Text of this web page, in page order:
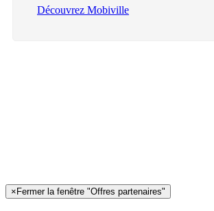
Découvrez Mobiville
× Fermer la fenêtre "Offres partenaires"